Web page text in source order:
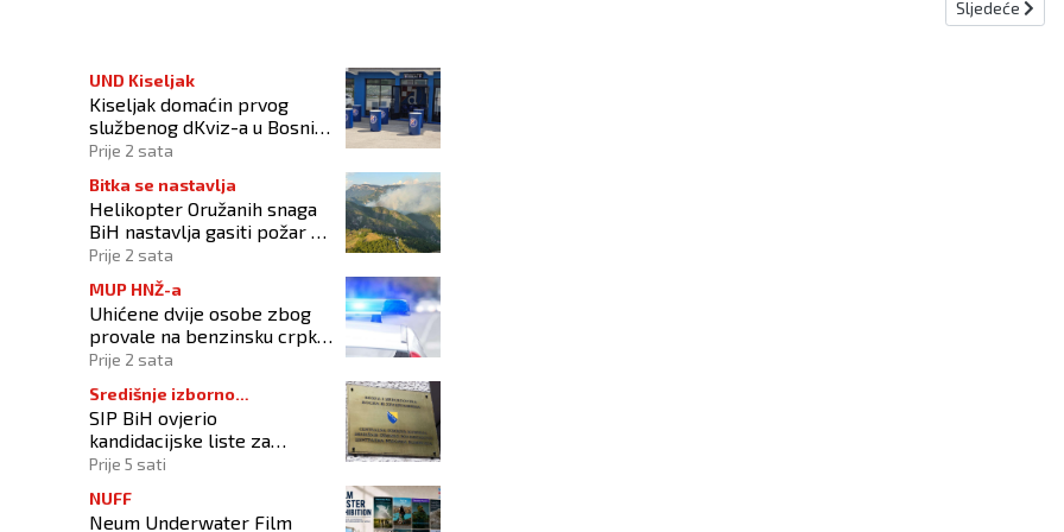
slučajeva povezanih s vrućinom Sljedeći
Sljedeće
UND Kiseljak
Kiseljak domaćin prvog
službenog dKviz-a u Bosni i
Hercegovini
Prije 2 sata
Bitka se nastavlja
Helikopter Oružanih snaga
BiH nastavlja gasiti požar na
području Konjica
Prije 2 sata
MUP HNŽ-a
Uhićene dvije osobe zbog
provale na benzinsku crpku
u Konjicu
Prije 2 sata
Središnje izborno
povjerenstvo
SIP BiH ovjerio
kandidacijske liste za
kompenzacijske mandate na
Prije 5 sati
NUFF
Neum Underwater Film